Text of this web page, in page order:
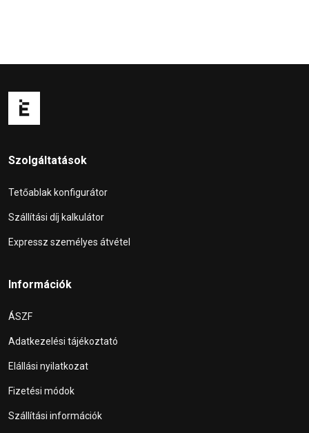
Szolgáltatások
Tetőablak konfigurátor
Szállítási díj kalkulátor
Expressz személyes átvétel
Információk
ÁSZF
Adatkezelési tájékoztató
Elállási nyilatkozat
Fizetési módok
Szállítási információk